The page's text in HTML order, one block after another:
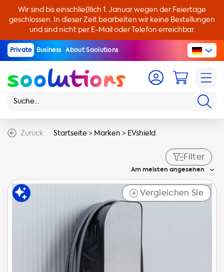
Wir sind bis einschließlich 1. Januar wegen der Feiertage
geschlossen. In dieser Zeit bearbeiten wir keine Bestellungen
und sind nicht per E-Mail oder Telefon erreichbar.
Private Business About Soolutions
Zurück Startseite > Marken > EVshield
Filter
Am meisten angesehen
+ Vergleichen Sie